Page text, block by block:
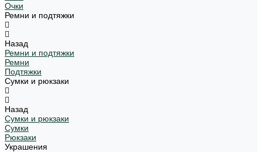
Очки
Ремни и подтяжки
Назад
Ремни и подтяжки
Ремни
Подтяжки
Сумки и рюкзаки
Назад
Сумки и рюкзаки
Сумки
Рюкзаки
Украшения